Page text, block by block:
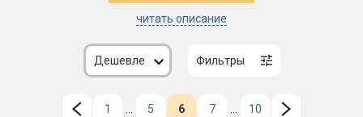
читать описание
Дешевле Фильтры
1 5 6 7 10